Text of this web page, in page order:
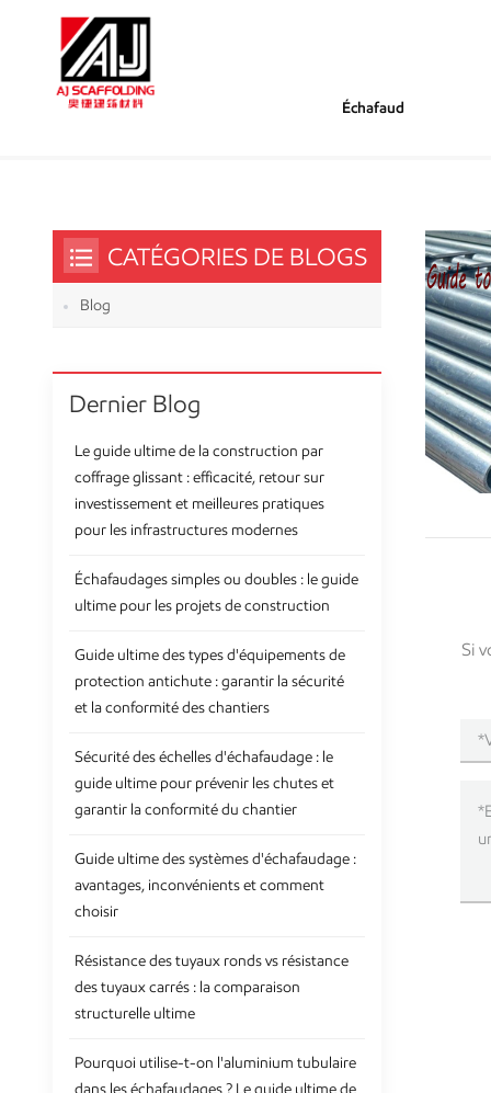
Échafaud
Si
CATÉGORIES DE BLOGS
Blog
Dernier Blog
Le guide ultime de la construction par
coffrage glissant : efficacité, retour sur
investissement et meilleures pratiques
pour les infrastructures modernes
Échafaudages simples ou doubles : le guide
ultime pour les projets de construction
Guide ultime des types d'équipements de
protection antichute : garantir la sécurité
et la conformité des chantiers
Sécurité des échelles d'échafaudage : le
guide ultime pour prévenir les chutes et
garantir la conformité du chantier
Guide ultime des systèmes d'échafaudage :
avantages, inconvénients et comment
choisir
Résistance des tuyaux ronds vs résistance
des tuyaux carrés : la comparaison
structurelle ultime
Pourquoi utilise-t-on l'aluminium tubulaire
dans les échafaudages ? Le guide ultime de